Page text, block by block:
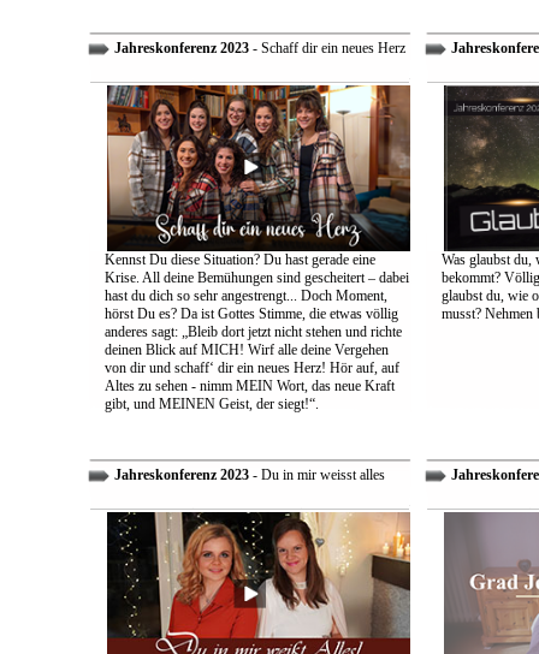
Jahreskonferenz 2023- Schaff dir ein neues Herz
Kennst Du diese Situation? Du hast gerade eine
Krise. All deine Bemühungen sind gescheitert – dabei
hast du dich so sehr angestrengt... Doch Moment,
hörst Du es? Da ist Gottes Stimme, die etwas völlig
anderes sagt: „Bleib dort jetzt nicht stehen und richte
deinen Blick auf MICH! Wirf alle deine Vergehen
von dir und schaff‘ dir ein neues Herz! Hör auf, auf
Altes zu sehen - nimm MEIN Wort, das neue Kraft
gibt, und MEINEN Geist, der siegt!“.
Was glaubst du,
bekommt?
glaubst du, wie
musst? Nehmen
Jahreskonferenz 2023- Du in mir weisst alles